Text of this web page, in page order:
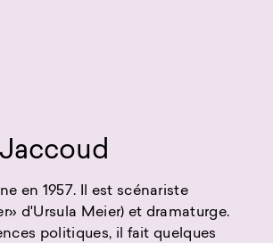
en 1957. Il est scénariste
d'Ursula Meier) et dramaturge.
politiques, il fait quelques